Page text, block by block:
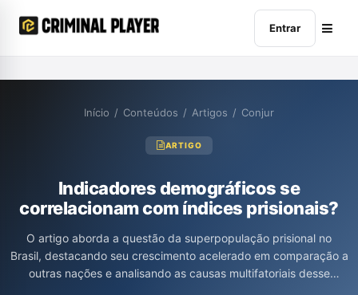
Entrar
Início / Conteúdos / Artigos / Conjur
ARTIGO
Indicadores demográficos se
correlacionam com índices prisionais?
O artigo aborda a questão da superpopulação prisional no
Brasil, destacando seu crescimento acelerado em comparação a
outras nações e analisando as causas multifatoriais desse